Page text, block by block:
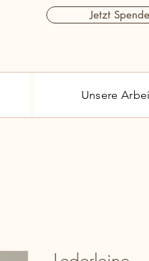
Jetzt
Unsere